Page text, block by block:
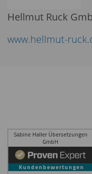
Hellmut Ruck
www.hellmut-